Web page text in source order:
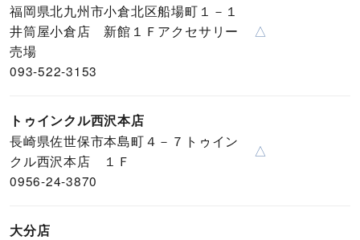
福岡県北九州市小倉北区船場町１－１
井筒屋小倉店 新館１Ｆアクセサリー
売場
093-522-3153
△
トゥインクル西沢本店
長崎県佐世保市本島町４－７トゥイン
クル西沢本店 １Ｆ
0956-24-3870
△
大分店